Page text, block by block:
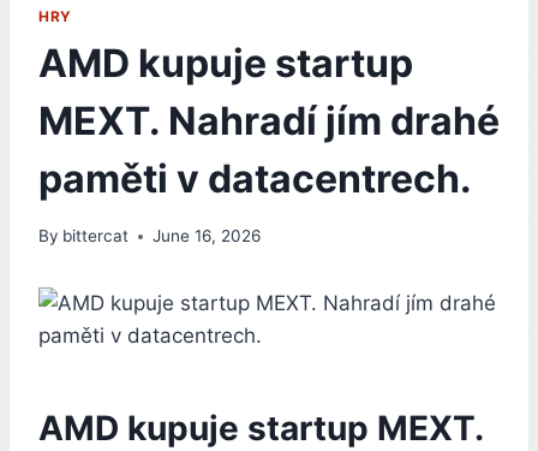
HRY
AMD kupuje startup
MEXT. Nahradí jím drahé
paměti v datacentrech.
By bittercat June 16, 2026
AMD kupuje startup MEXT.